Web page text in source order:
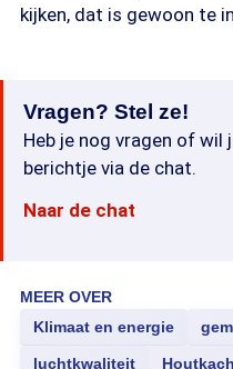
kijken, dat is gewoon te
Vragen? Stel ze!
Heb je nog vragen of wil
berichtje via de chat.
Naar de chat
MEER OVER
Klimaat en energie
luchtkwaliteit